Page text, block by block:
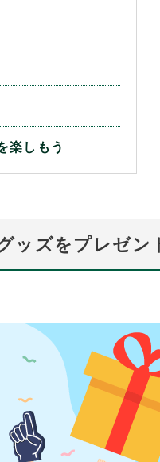
楽しもう
ッズをプレゼン